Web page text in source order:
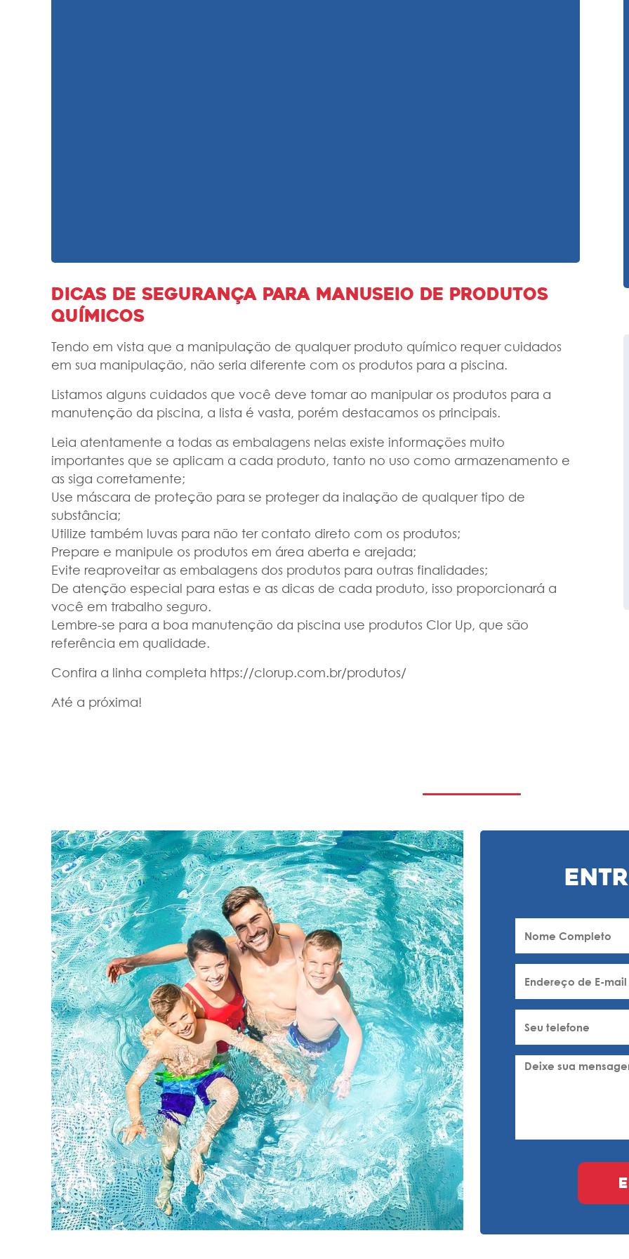
Dicas de segurança para manuseio de produtos
químicos
Tendo em vista que a manipulação de qualquer produto químico requer cuidados
em sua manipulação, não seria diferente com os produtos para a piscina.
Listamos alguns cuidados que você deve tomar ao manipular os produtos para a
manutenção da piscina, a lista é vasta, porém destacamos os principais.
Leia atentamente a todas as embalagens nelas existe informações muito
importantes que se aplicam a cada produto, tanto no uso como armazenamento e
as siga corretamente;
Use máscara de proteção para se proteger da inalação de qualquer tipo de
substância;
Utilize também luvas para não ter contato direto com os produtos;
Prepare e manipule os produtos em área aberta e arejada;
Evite reaproveitar as embalagens dos produtos para outras finalidades;
De atenção especial para estas e as dicas de cada produto, isso proporcionará a
você em trabalho seguro.
Lembre-se para a boa manutenção da piscina use produtos Clor Up, que são
referência em qualidade.
Confira a linha completa https://clorup.com.br/produtos/
Até a próxima!